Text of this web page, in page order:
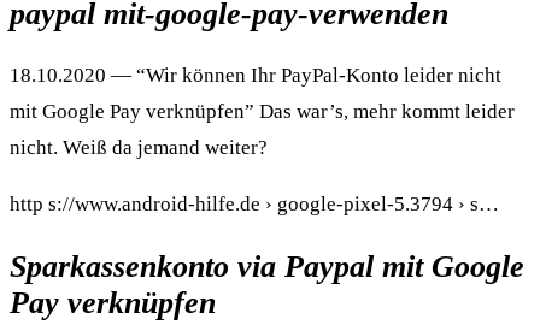
paypal mit-google-pay-verwenden
18.10.2020 — “Wir können Ihr PayPal-Konto leider nicht
mit Google Pay verknüpfen” Das war’s, mehr kommt leider
nicht. Weiß da jemand weiter?
http s://www.android-hilfe.de › google-pixel-5.3794 › s…
Sparkassenkonto via Paypal mit Google
Pay verknüpfen